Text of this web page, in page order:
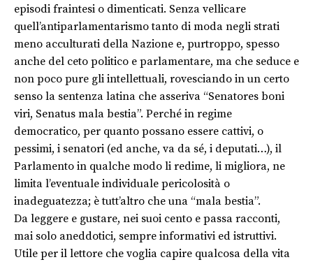
episodi fraintesi o dimenticati. Senza vellicare
quell’antiparlamentarismo tanto di moda negli strati
meno acculturati della Nazione e, purtroppo, spesso
anche del ceto politico e parlamentare, ma che seduce e
non poco pure gli intellettuali, rovesciando in un certo
senso la sentenza latina che asseriva “Senatores boni
viri, Senatus mala bestia”. Perché in regime
democratico, per quanto possano essere cattivi, o
pessimi, i senatori (ed anche, va da sé, i deputati…), il
Parlamento in qualche modo li redime, li migliora, ne
limita l’eventuale individuale pericolosità o
inadeguatezza; è tutt’altro che una “mala bestia”.
Da leggere e gustare, nei suoi cento e passa racconti,
mai solo aneddotici, sempre informativi ed istruttivi.
Utile per il lettore che voglia capire qualcosa della vita